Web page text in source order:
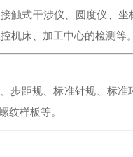
触式干涉仪、圆度仪、坐
机床、加工中心的检测等。
步距规、标准针规、标准
纹样板等。